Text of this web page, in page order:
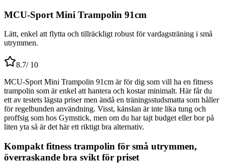
MCU-Sport Mini Trampolin 91cm
Lätt, enkel att flytta och tillräckligt robust för vardagsträning i små
utrymmen.
8.7/ 10
MCU-Sport Mini Trampolin 91cm är för dig som vill ha en fitness
trampolin som är enkel att hantera och kostar minimalt. Här får du
ett av testets lägsta priser men ändå en träningsstudsmatta som håller
för regelbunden användning. Visst, känslan är inte lika tung och
proffsig som hos Gymstick, men om du har tajt budget eller bor på
liten yta så är det här ett riktigt bra alternativ.
Kompakt fitness trampolin för små utrymmen,
överraskande bra svikt för priset